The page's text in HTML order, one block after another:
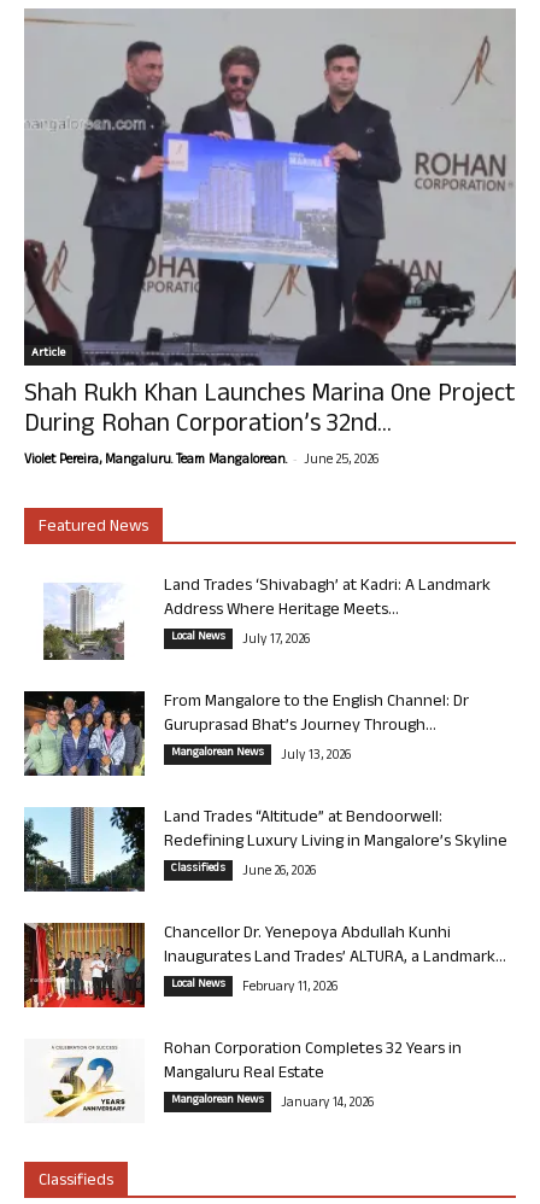
Article
Shah Rukh Khan Launches Marina One Project
During Rohan Corporation’s 32nd...
Violet Pereira, Mangaluru. Team Mangalorean. - June 25, 2026
Featured News
Land Trades ‘Shivabagh’ at Kadri: A Landmark
Address Where Heritage Meets...
Local News July 17, 2026
From Mangalore to the English Channel: Dr
Guruprasad Bhat’s Journey Through...
Mangalorean News July 13, 2026
Land Trades “Altitude” at Bendoorwell:
Redefining Luxury Living in Mangalore’s Skyline
Classifieds June 26, 2026
Chancellor Dr. Yenepoya Abdullah Kunhi
Inaugurates Land Trades’ ALTURA, a Landmark...
Local News February 11, 2026
Rohan Corporation Completes 32 Years in
Mangaluru Real Estate
Mangalorean News January 14, 2026
Classifieds